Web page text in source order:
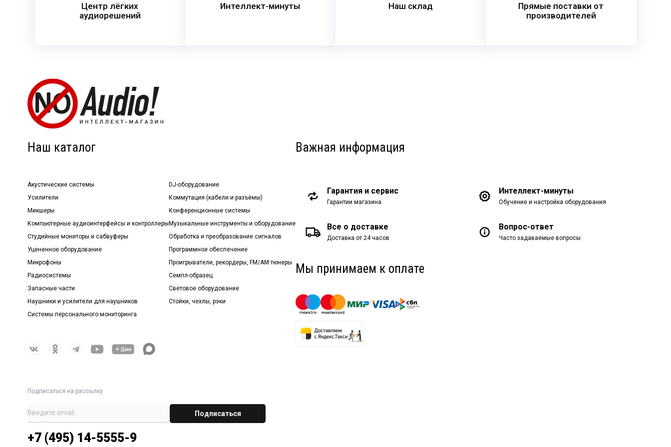
Центр лёгких
аудиорешений
Интеллект-минуты Наш склад
Прямые поставки от
производителей
Наш каталог
Акустические системы
Усилители
Микшеры
Компьютерные аудиоинтерфейсы и контроллеры
Студийные мониторы и сабвуферы
Уцененное оборудование
Микрофоны
Радиосистемы
Запасные части
Наушники и усилители для наушников
Системы персонального мониторинга
DJ-оборудование
Коммутация (кабели и разъёмы)
Конференционные системы
Музыкальные инструменты и оборудование
Обработка и преобразование сигналов
Программное обеспечение
Проигрыватели, рекордеры, FM/AM тюнеры
Семпл-образец
Световое оборудование
Стойки, чехлы, рэки
Подписаться на рассылку
+7 (495) 14-5555-9
Важная информация
Гарантия и сервис
Гарантии магазина
Интеллект-минуты
Обучение и настройка оборудования
Все о доставке
Доставка от 24 часов
Вопрос-ответ
Часто задаваемые вопросы
Мы принимаем к оплате